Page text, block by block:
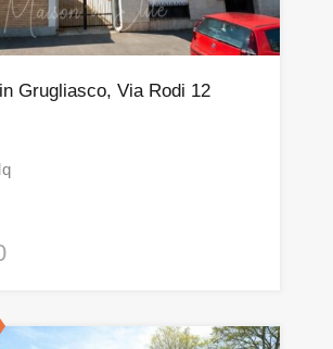
Grugliasco, Via Rodi 12